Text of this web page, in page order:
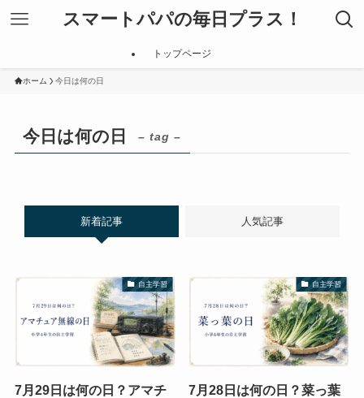
スマートパパの毎日プラス！
トップページ
ホーム 今日は何の日
今日は何の日 – tag –
新着記事 人気記事
自主学習
7月29日は何の日？アマチ
自主学習
7月28日は何の日？菜っ葉